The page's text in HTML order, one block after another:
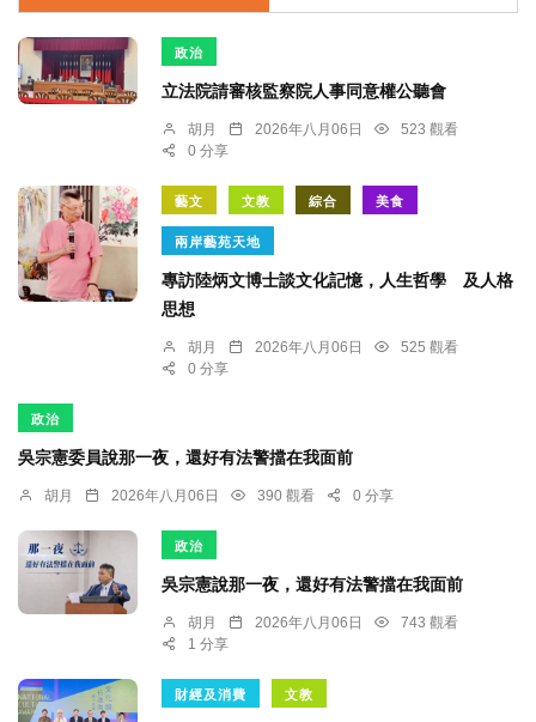
政治
立法院請審核監察院人事同意權公聽會
胡月 2026年八月06日
523 觀看
0 分享
藝文 文教 綜合 美食
兩岸藝苑天地
專訪陸炳文博士談文化記憶，人生哲學 及人格
思想
胡月 2026年八月06日
525 觀看
0 分享
政治
吳宗憲委員說那一夜，還好有法警擋在我面前
胡月 2026年八月06日 390 觀看 0 分享
政治
吳宗憲說那一夜，還好有法警擋在我面前
胡月 2026年八月06日
743 觀看
1 分享
財經及消費 文教